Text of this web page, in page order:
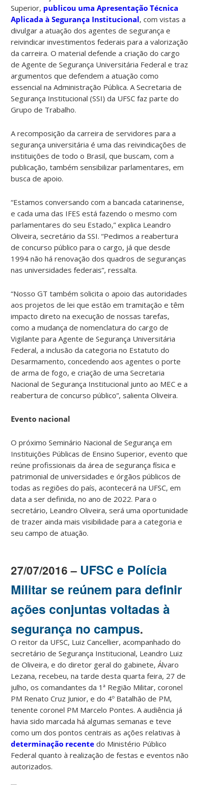
Superior, publicou uma Apresentação Técnica
Aplicada à Segurança Institucional, com vistas a
divulgar a atuação dos agentes de segurança e
reivindicar investimentos federais para a valorização
da carreira. O material defende a criação do cargo
de Agente de Segurança Universitária Federal e traz
argumentos que defendem a atuação como
essencial na Administração Pública. A Secretaria de
Segurança Institucional (SSI) da UFSC faz parte do
Grupo de Trabalho.
A recomposição da carreira de servidores para a
segurança universitária é uma das reivindicações de
instituições de todo o Brasil, que buscam, com a
publicação, também sensibilizar parlamentares, em
busca de apoio.
“Estamos conversando com a bancada catarinense,
e cada uma das IFES está fazendo o mesmo com
parlamentares do seu Estado,” explica Leandro
Oliveira, secretário da SSI. “Pedimos a reabertura
de concurso público para o cargo, já que desde
1994 não há renovação dos quadros de seguranças
nas universidades federais”, ressalta.
“Nosso GT também solicita o apoio das autoridades
aos projetos de lei que estão em tramitação e têm
impacto direto na execução de nossas tarefas,
como a mudança de nomenclatura do cargo de
Vigilante para Agente de Segurança Universitária
Federal, a inclusão da categoria no Estatuto do
Desarmamento, concedendo aos agentes o porte
de arma de fogo, e criação de uma Secretaria
Nacional de Segurança Institucional junto ao MEC e a
reabertura de concurso público”, salienta Oliveira.
Evento nacional
O próximo Seminário Nacional de Segurança em
Instituições Públicas de Ensino Superior, evento que
reúne profissionais da área de segurança física e
patrimonial de universidades e órgãos públicos de
todas as regiões do país, acontecerá na UFSC, em
data a ser definida, no ano de 2022. Para o
secretário, Leandro Oliveira, será uma oportunidade
de trazer ainda mais visibilidade para a categoria e
seu campo de atuação.
27/07/2016 – UFSC e Polícia
Militar se reúnem para definir
ações conjuntas voltadas à
segurança no campus.
O reitor da UFSC, Luiz Cancellier, acompanhado do
secretário de Segurança Institucional, Leandro Luiz
de Oliveira, e do diretor geral do gabinete, Álvaro
Lezana, recebeu, na tarde desta quarta feira, 27 de
julho, os comandantes da 1ª Região Militar, coronel
PM Renato Cruz Junior, e do 4º Batalhão de PM,
tenente coronel PM Marcelo Pontes. A audiência já
havia sido marcada há algumas semanas e teve
como um dos pontos centrais as ações relativas à
determinação recente do Ministério Público
Federal quanto à realização de festas e eventos não
autorizados.